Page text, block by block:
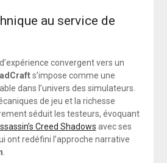
au service de
convergent vers un
s’impose comme une
dans l’univers des simulateurs.
de jeu et la richesse
séduit les testeurs, évoquant
Creed Shadows avec ses
ont redéfini l’approche narrative
.